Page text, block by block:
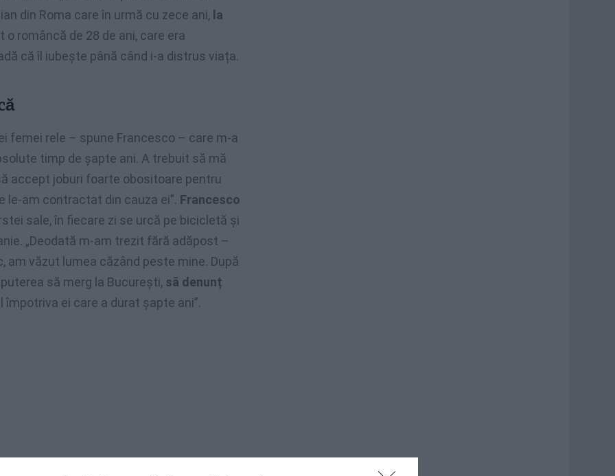
din Roma care în urmă cu zece ani, la
o româncă de 28 de ani, care era
că îl iubește până când i-a distrus viața.
femei rele – spune Francesco – care m-a
timp de șapte ani. A trebuit să mă
accept joburi foarte obositoare pentru
le-am contractat din cauza ei”. Francesco
sale, în fiecare zi se urcă pe bicicletă și
„Deodată m-am trezit fără adăpost –
am văzut lumea căzând peste mine. După
să merg la București, să denunț
împotriva ei care a durat șapte ani”.